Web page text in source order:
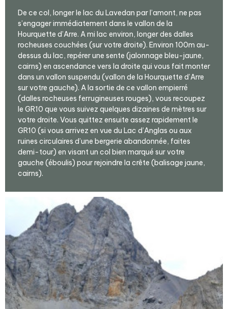
De ce col, longer le lac du Lavedan par l’amont, ne pas
s’engager immédiatement dans le vallon de la
Hourquette d’Arre. A mi lac environ, longer des dalles
rocheuses couchées (sur votre droite). Environ 100m au-
dessus du lac, repérer une sente (jalonnage bleu-jaune,
cairns) en ascendance vers la droite qui vous fait monter
dans un vallon suspendu (vallon de la Hourquette d’Arre
sur votre gauche). A la sortie de ce vallon empierré
(dalles rocheuses ferrugineuses rouges), vous recoupez
le GR10 que vous suivez quelques dizaines de mètres sur
votre droite. Vous quittez ensuite assez rapidement le
GR10 (si vous arrivez en vue du Lac d’Anglas ou aux
ruines circulaires d’une bergerie abandonnée, faites
demi-tour) en visant un col bien marqué sur votre
gauche (éboulis) pour rejoindre la crête (balisage jaune,
cairns).
Agrandir - Photo(s) (1)